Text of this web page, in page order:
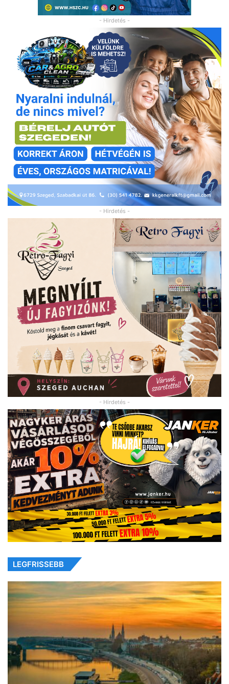
- Hirdetés -
- Hirdetés -
- Hirdetés -
LEGFRISSEBB